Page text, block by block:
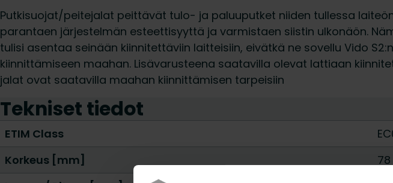
Putkisuojat/peitejalat peittävät tulo- ja paluuputket niiden tullessa
parantaen järjestelmän esteettisyyttä ja varmistaen siistin ulkonäön.
tulisi asentaa seinään kiinnitettäviin laitteisiin, eivätkä ne sovellu Vido S2:n
kiinnittämiseen maahan. Lisävarusteena saatavilla olevat lattiaan
jalat ovat saatavilla maahan kiinnittämisen tarpeisiin
Tekniset tiedot
ETIM Class
Korkeus [mm]
78